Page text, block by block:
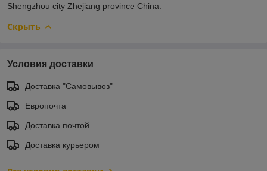
Shengzhou city Zhejiang province China.
Скрыть
Условия доставки
Доставка "Самовывоз"
Европочта
Доставка почтой
Доставка курьером